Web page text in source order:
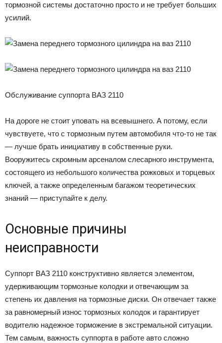
тормозной системы достаточно просто и не требует больших
усилий.
Обслуживание суппорта ВАЗ 2110
На дороге не стоит уповать на всевышнего. А потому, если
чувствуете, что с тормозным путем автомобиля что-то не так
— лучше брать инициативу в собственные руки.
Вооружитесь скромным арсеналом слесарного инструмента,
состоящего из небольшого количества рожковых и торцевых
ключей, а также определенным багажом теоретических
знаний — приступайте к делу.
Основные причины
неисправности
Суппорт ВАЗ 2110 конструктивно является элементом,
удерживающим тормозные колодки и отвечающим за
степень их давления на тормозные диски. Он отвечает также
за равномерный износ тормозных колодок и гарантирует
водителю надежное торможение в экстремальной ситуации.
Тем самым, важность суппорта в работе авто сложно